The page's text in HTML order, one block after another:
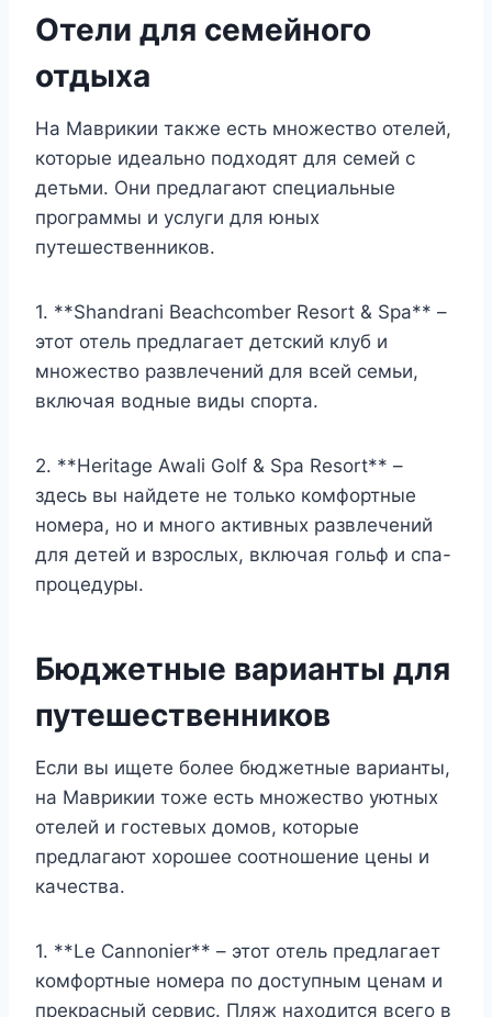
Отели для семейного
отдыха
На Маврикии также есть множество отелей,
которые идеально подходят для семей с
детьми. Они предлагают специальные
программы и услуги для юных
путешественников.
1. **Shandrani Beachcomber Resort & Spa** –
этот отель предлагает детский клуб и
множество развлечений для всей семьи,
включая водные виды спорта.
2. **Heritage Awali Golf & Spa Resort** –
здесь вы найдете не только комфортные
номера, но и много активных развлечений
для детей и взрослых, включая гольф и спа-
процедуры.
Бюджетные варианты для
путешественников
Если вы ищете более бюджетные варианты,
на Маврикии тоже есть множество уютных
отелей и гостевых домов, которые
предлагают хорошее соотношение цены и
качества.
1. **Le Cannonier** – этот отель предлагает
комфортные номера по доступным ценам и
прекрасный сервис. Пляж находится всего в